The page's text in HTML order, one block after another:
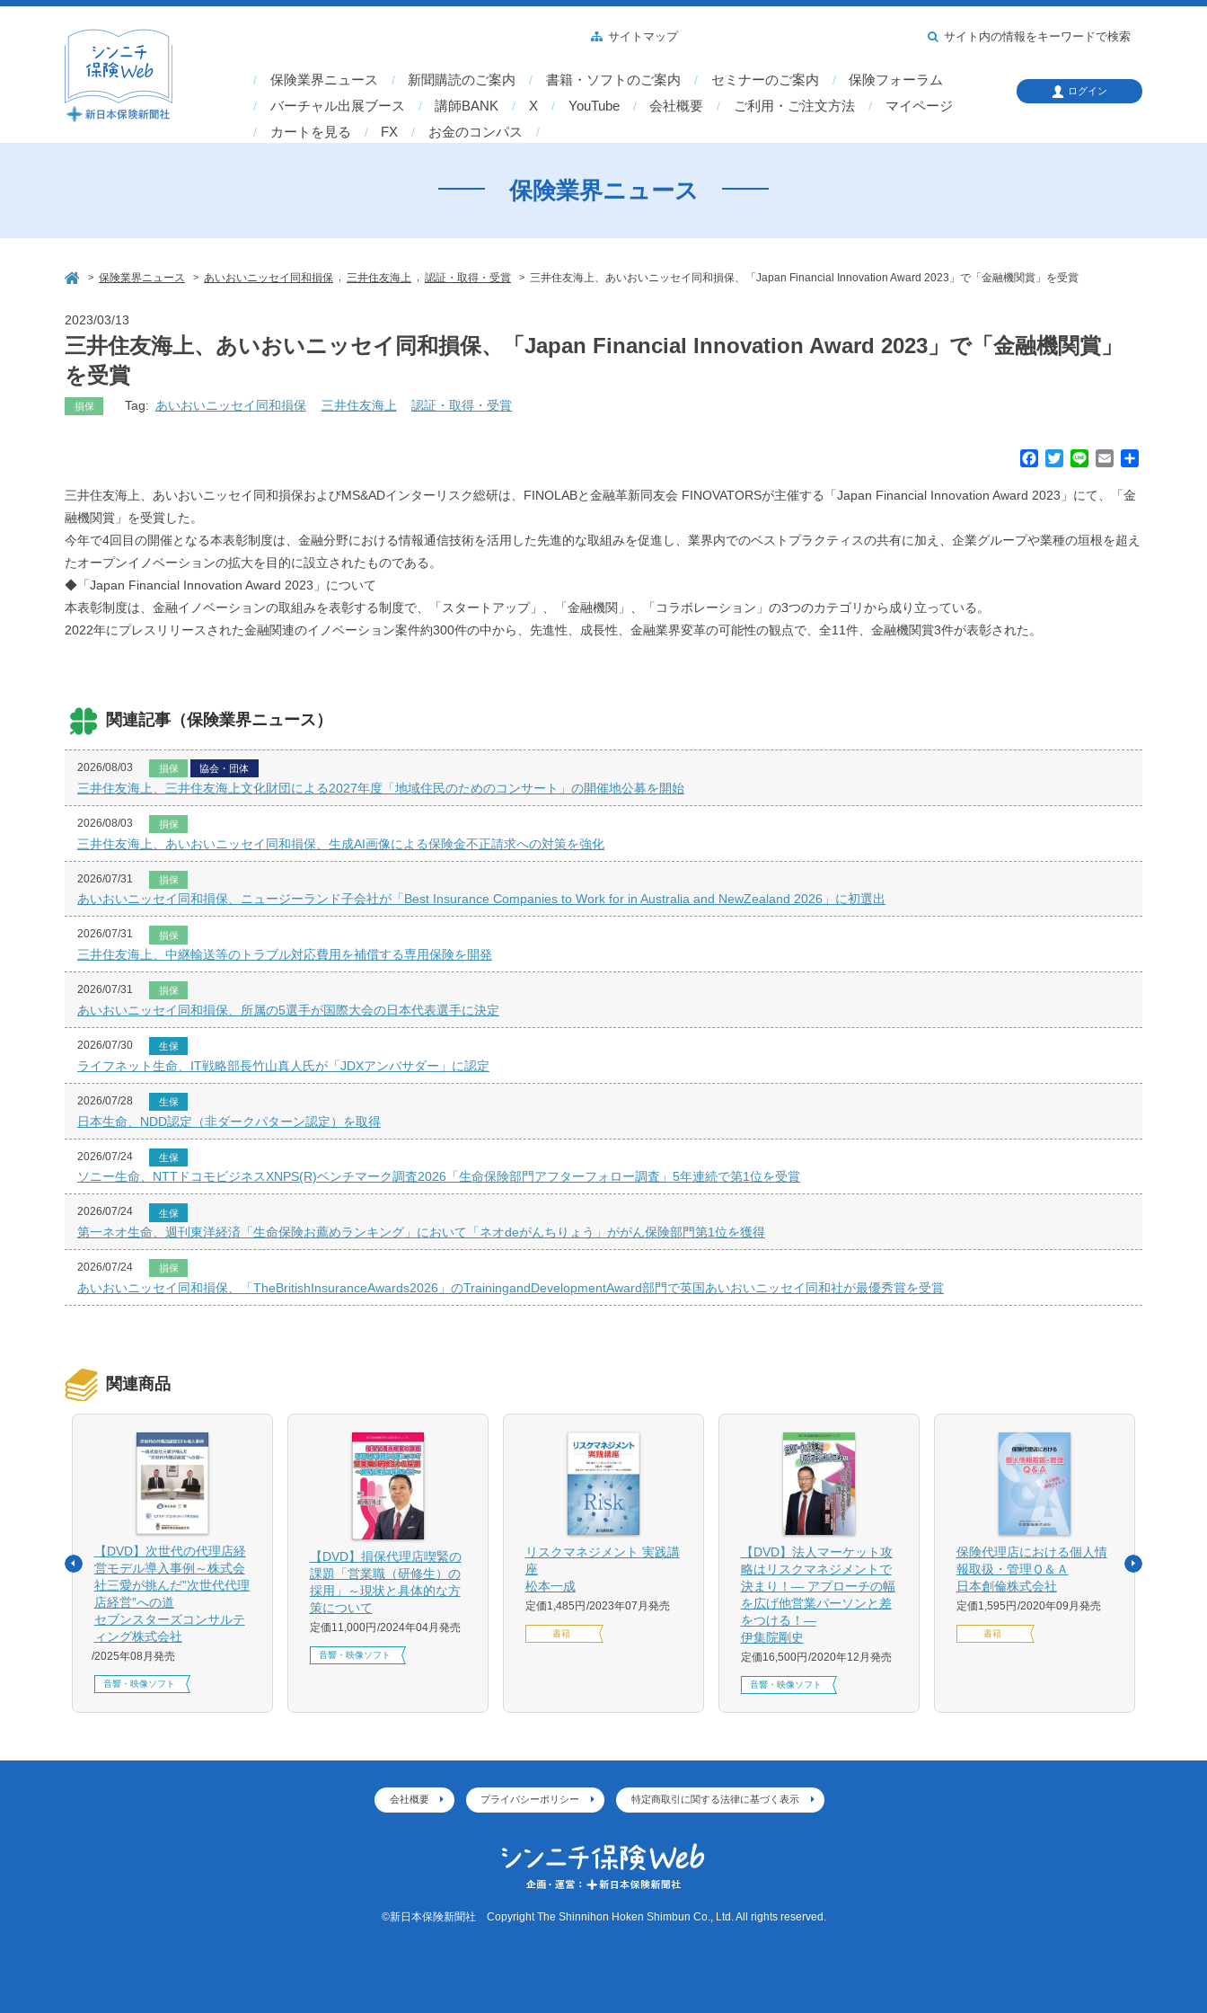
保険業界ニュース 新聞購読のご案内 書籍・ソフトのご案内 セミナーのご案内
保険フォーラム
バーチャル出展ブース
講師BANK X YouTube 会社概要 ご利用・ご注文方法
マイページ
カートを見る
FX お金のコンパス
サイトマップ サイト内の情報をキーワードで検索
ログイン
保険業界ニュース
> 保険業界ニュース > あいおいニッセイ同和損保 三井住友海上 認証・取得・受賞 > 三井住友海上、あいおいニッセイ同和損保、「Japan Financial Innovation Award 2023」で「金融機関賞」を受賞
2023/03/13
三井住友海上、あいおいニッセイ同和損保、「Japan Financial Innovation Award 2023」で「金融機関賞」
を受賞
損保 Tag: あいおいニッセイ同和損保 三井住友海上 認証・取得・受賞
c
o
i
e
n
a
三井住友海上、あいおいニッセイ同和損保およびMS&ADインターリスク総研は、FINOLABと金融革新同友会 FINOVATORSが主催する「Japan Financial Innovation Award 2023」にて、「金
融機関賞」を受賞した。
今年で4回目の開催となる本表彰制度は、金融分野における情報通信技術を活用した先進的な取組みを促進し、業界内でのベストプラクティスの共有に加え、企業グループや業種の垣根を超え
たオープンイノベーションの拡大を目的に設立されたものである。
◆「Japan Financial Innovation Award 2023」について
本表彰制度は、金融イノベーションの取組みを表彰する制度で、「スタートアップ」、「金融機関」、「コラボレーション」の3つのカテゴリから成り立っている。
2022年にプレスリリースされた金融関連のイノベーション案件約300件の中から、先進性、成長性、金融業界変革の可能性の観点で、全11件、金融機関賞3件が表彰された。
関連記事（保険業界ニュース）
2026/08/03 損保 協会・団体
三井住友海上、三井住友海上文化財団による2027年度「地域住民のためのコンサート」の開催地公募を開始
2026/08/03 損保
三井住友海上、あいおいニッセイ同和損保、生成AI画像による保険金不正請求への対策を強化
2026/07/31 損保
あいおいニッセイ同和損保、ニュージーランド子会社が「Best Insurance Companies to Work for in Australia and NewZealand 2026」に初選出
2026/07/31 損保
三井住友海上、中継輸送等のトラブル対応費用を補償する専用保険を開発
2026/07/31 損保
あいおいニッセイ同和損保、所属の5選手が国際大会の日本代表選手に決定
2026/07/30 生保
ライフネット生命、IT戦略部長竹山真人氏が「JDXアンバサダー」に認定
2026/07/28 生保
日本生命、NDD認定（非ダークパターン認定）を取得
2026/07/24 生保
ソニー生命、NTTドコモビジネスXNPS(R)ベンチマーク調査2026「生命保険部門アフターフォロー調査」5年連続で第1位を受賞
2026/07/24 生保
第一ネオ生命、週刊東洋経済「生命保険お薦めランキング」において「ネオdeがんちりょう」ががん保険部門第1位を獲得
2026/07/24 損保
あいおいニッセイ同和損保、「TheBritishInsuranceAwards2026」のTrainingandDevelopmentAward部門で英国あいおいニッセイ同和社が最優秀賞を受賞
関連商品
【DVD】次世代の代理店経
営モデル導入事例～株式会
社三愛が挑んだ”次世代代理
店経営”への道
セブンスターズコンサルテ
ィング株式会社
2025年08月発売
音響・映像ソフト
【DVD】損保代理店喫緊の
課題「営業職（研修生）の
採用」～現状と具体的な方
策について
定価11,000円 2024年04月発売
音響・映像ソフト
リスクマネジメント 実践講
座
松本一成
定価1,485円 2023年07月発売
書籍
【DVD】法人マーケット攻
略はリスクマネジメントで
決まり！― アプローチの幅
を広げ他営業パーソンと差
をつける！―
伊集院剛史
定価16,500円 2020年12月発売
音響・映像ソフト
保険代理店における個人情
報取扱・管理Ｑ＆Ａ
日本創倫株式会社
定価1,595円 2020年09月発売
書籍
会社概要 プライバシーポリシー 特定商取引に関する法律に基づく表示
©新日本保険新聞社 Copyright The Shinnihon Hoken Shimbun Co., Ltd. All rights reserved.